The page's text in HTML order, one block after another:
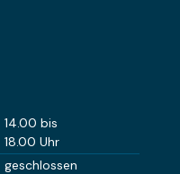
Öffnungszeiten
14.00 bis
18.00 Uhr
geschlossen